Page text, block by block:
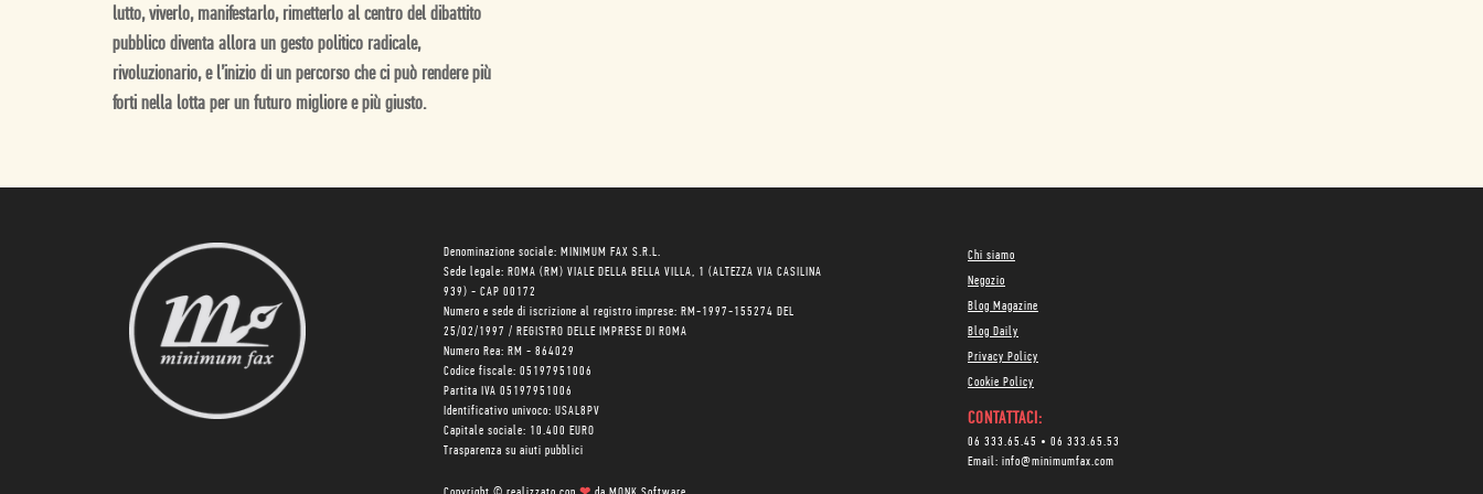
lutto, viverlo, manifestarlo, rimetterlo al centro del dibattito
pubblico diventa allora un gesto politico radicale,
rivoluzionario, e l’inizio di un percorso che ci può rendere più
forti nella lotta per un futuro migliore e più giusto.
Denominazione sociale: MINIMUM FAX S.R.L.
Sede legale: ROMA (RM) VIALE DELLA BELLA VILLA, 1 (ALTEZZA VIA CASILINA
939) - CAP 00172
Numero e sede di iscrizione al registro imprese: RM-1997-155274 DEL
25/02/1997 / REGISTRO DELLE IMPRESE DI ROMA
Numero Rea: RM - 864029
Codice fiscale: 05197951006
Partita IVA 05197951006
Identificativo univoco: USAL8PV
Capitale sociale: 10.400 EURO
Trasparenza su aiuti pubblici
Chi siamo
Negozio
Blog Magazine
Blog Daily
Privacy Policy
Cookie Policy
CONTATTACI:
06 333.65.45 • 06 333.65.53
Email: info@minimumfax.com